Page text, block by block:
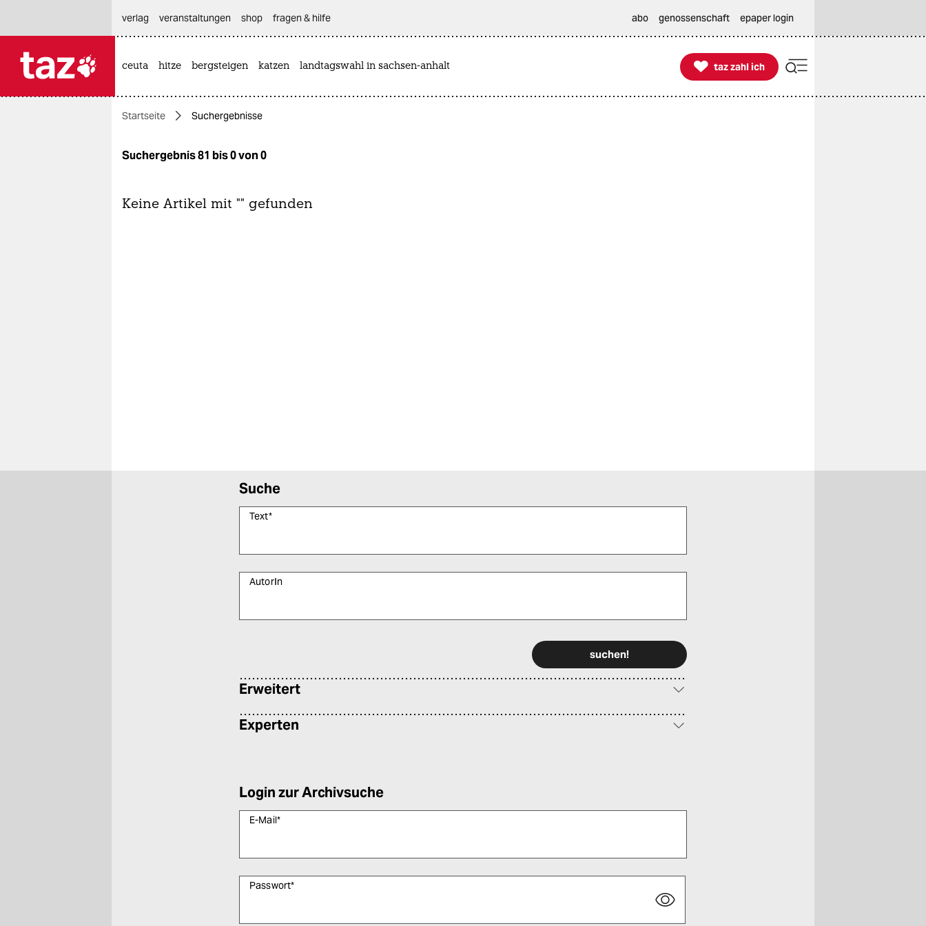
themen
politik
verlag
veranstaltungen shop fragen & hilfe abo genossenschaft epaper login
ceuta hitze bergsteigen katzen landtagswahl in sachsen-anhalt 
taz zahl ich
taz zahl ich
Startseite Suchergebnisse
Suchergebnis 81 bis 0 von 0
Keine Artikel mit "" gefunden
Suche
Text*
AutorIn
Erweitert
Experten
Login zur Archivsuche
E-Mail*
Passwort*